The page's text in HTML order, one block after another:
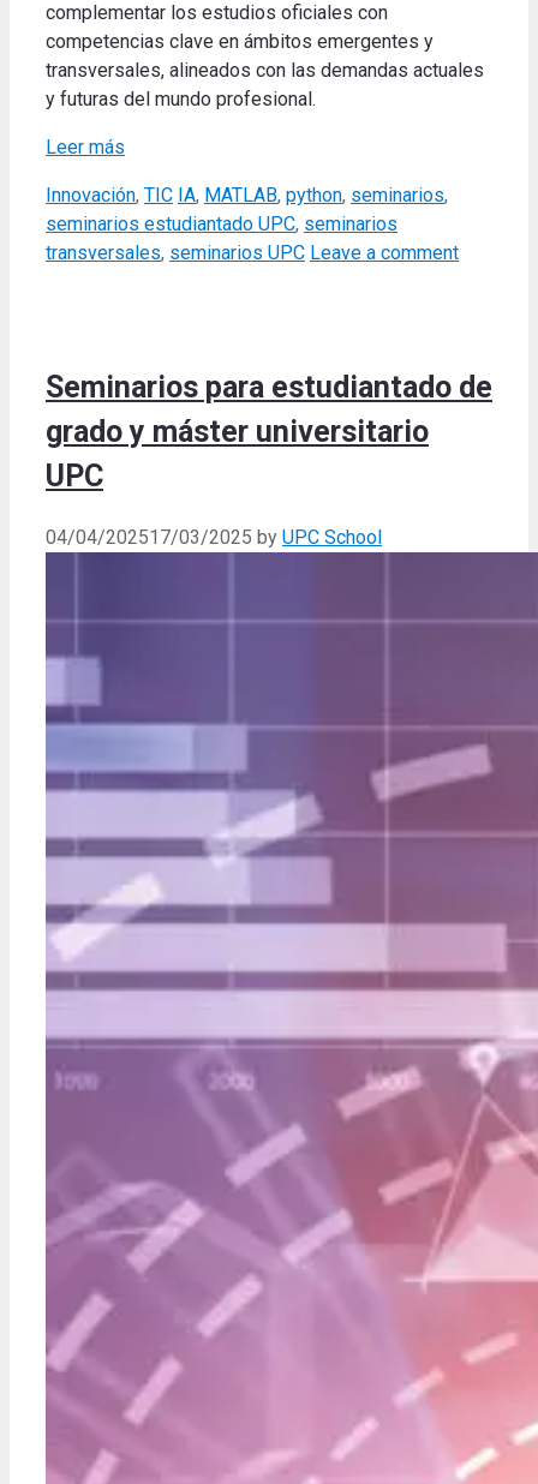
complementar los estudios oficiales con
competencias clave en ámbitos emergentes y
transversales, alineados con las demandas actuales
y futuras del mundo profesional.
Leer más
Categories
Innovación, TIC Tags
IA, MATLAB, python, seminarios,
seminarios estudiantado UPC, seminarios
transversales, seminarios UPC Leave a comment
Seminarios para estudiantado de
grado y máster universitario
UPC
04/04/202517/03/2025 by UPC School